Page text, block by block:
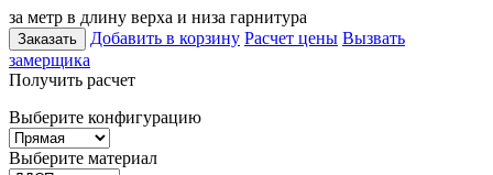
за метр в длину верха и низа гарнитура
Заказать Добавить в корзину Расчет цены Вызвать
замерщика
Получить расчет
Выберите конфигурацию
Выберите материал